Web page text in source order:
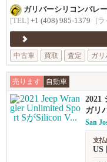
ガリバーシリコンバレ
[TEL] +1 (408) 985-1379 [
中古車
買取 査定 ガリ
売ります 自動車
2021
ガリ
San
支払
US